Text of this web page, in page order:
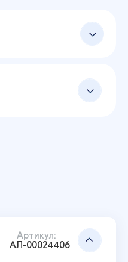
Артикул:
АЛ-00024406